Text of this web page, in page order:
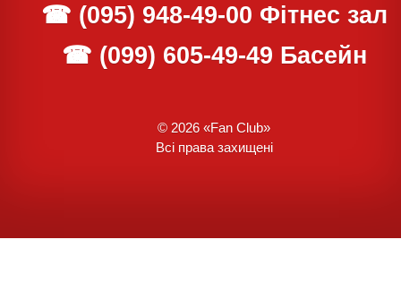
☎ (095) 948-49-00 Фітнес зал
☎ (099) 605-49-49 Басейн
© 2026 «Fan Club»
Всі права захищені